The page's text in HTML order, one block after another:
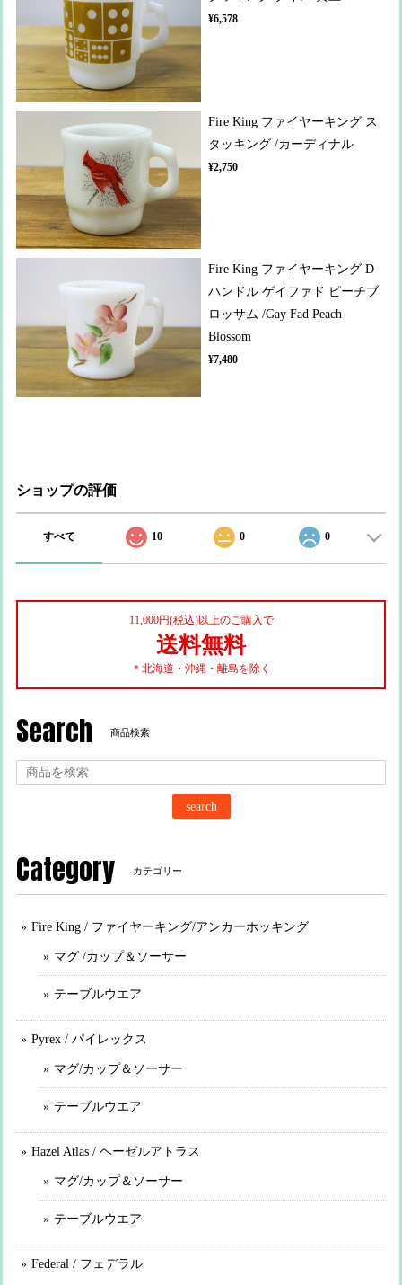
¥6,578
Fire King ファイヤーキング ス
タッキング /カーディナル
¥2,750
Fire King ファイヤーキング D
ハンドル ゲイファド ピーチブ
ロッサム /Gay Fad Peach
Blossom
¥7,480
ショップの評価
すべて 10 0 0
11,000円(税込)以上のご購入で
送料無料
＊北海道・沖縄・離島を除く
Search 商品検索
search
Category カテゴリー
Fire King / ファイヤーキング/アンカーホッキング
マグ /カップ＆ソーサー
テーブルウエア
Pyrex / パイレックス
マグ/カップ＆ソーサー
テーブルウエア
Hazel Atlas / ヘーゼルアトラス
マグ/カップ＆ソーサー
テーブルウエア
Federal / フェデラル